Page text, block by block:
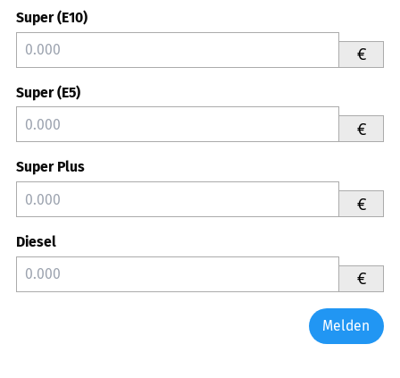
Super (E10)
€
Super (E5)
€
Super Plus
€
Diesel
€
Melden